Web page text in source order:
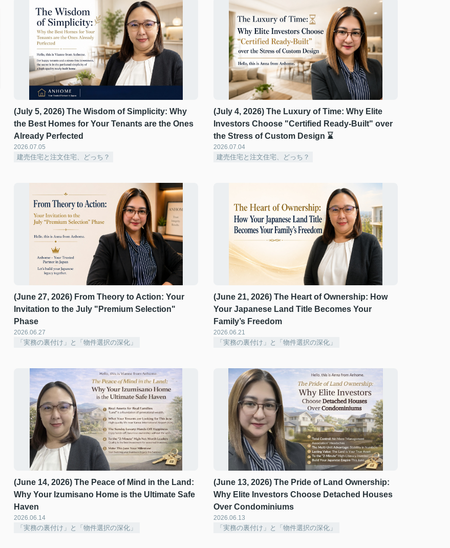
(July 5, 2026) The Wisdom of Simplicity: Why
the Best Homes for Your Tenants are the Ones
Already Perfected ️
2026.07.05
建売住宅と注文住宅、どっち？
(July 4, 2026) The Luxury of Time: Why Elite
Investors Choose "Certified Ready-Built" over
the Stress of Custom Design ⌛
2026.07.04
建売住宅と注文住宅、どっち？
(June 27, 2026) From Theory to Action: Your
Invitation to the July "Premium Selection"
Phase ️
2026.06.27
「実務の裏付け」と「物件選択の深化」
(June 21, 2026) The Heart of Ownership: How
Your Japanese Land Title Becomes Your
Family’s Freedom
2026.06.21
「実務の裏付け」と「物件選択の深化」
(June 14, 2026) The Peace of Mind in the Land:
Why Your Izumisano Home is the Ultimate Safe
Haven ️
2026.06.14
「実務の裏付け」と「物件選択の深化」
(June 13, 2026) The Pride of Land Ownership:
Why Elite Investors Choose Detached Houses
Over Condominiums
2026.06.13
「実務の裏付け」と「物件選択の深化」